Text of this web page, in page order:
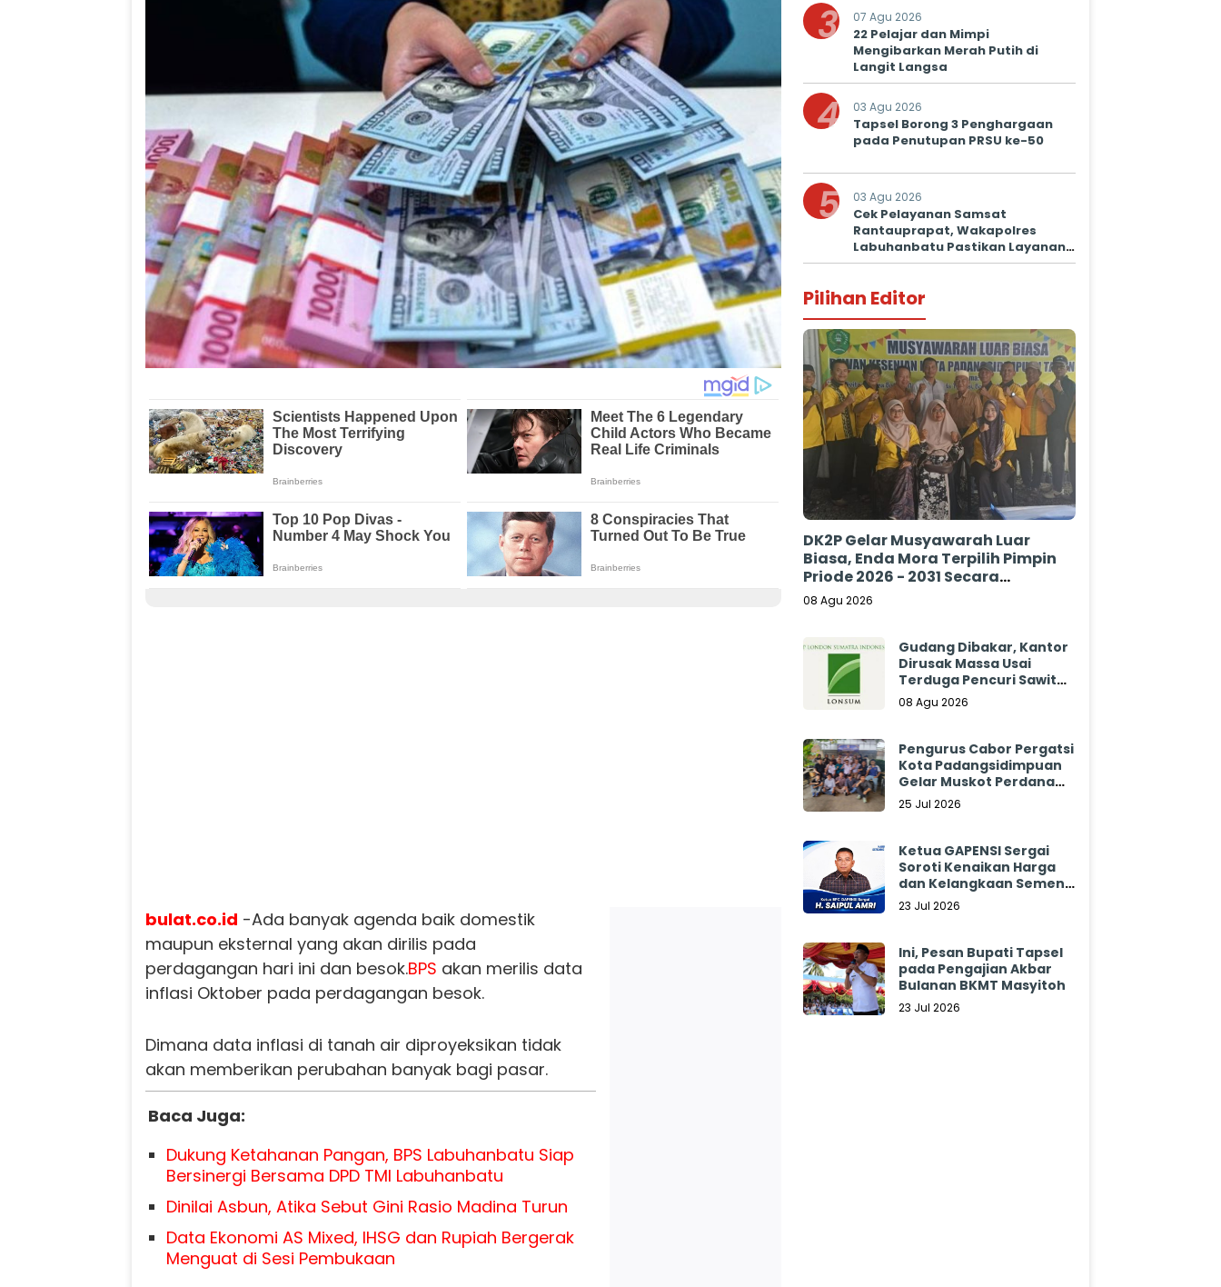
bulat.co.id -Ada banyak agenda baik domestik
maupun eksternal yang akan dirilis pada
perdagangan hari ini dan besok.BPS akan merilis data
inflasi Oktober pada perdagangan besok.
Dimana data inflasi di tanah air diproyeksikan tidak
akan memberikan perubahan banyak bagi pasar.
Baca Juga:
Dukung Ketahanan Pangan, BPS Labuhanbatu Siap
Bersinergi Bersama DPD TMI Labuhanbatu
Dinilai Asbun, Atika Sebut Gini Rasio Madina Turun
Data Ekonomi AS Mixed, IHSG dan Rupiah Bergerak
Menguat di Sesi Pembukaan
3 07 Agu 2026
22 Pelajar dan Mimpi
Mengibarkan Merah Putih di
Langit Langsa
4 03 Agu 2026
Tapsel Borong 3 Penghargaan
pada Penutupan PRSU ke-50
5 03 Agu 2026
Cek Pelayanan Samsat
Rantauprapat, Wakapolres
Labuhanbatu Pastikan Layanan
Prima untuk Masyarakat
Pilihan Editor
DK2P Gelar Musyawarah Luar
Biasa, Enda Mora Terpilih Pimpin
Priode 2026 - 2031 Secara
Aklamasi
08 Agu 2026
Gudang Dibakar, Kantor
Dirusak Massa Usai
Terduga Pencuri Sawit
Tewas: Manajemen
Sibulan Estate Bungkam
08 Agu 2026
Pengurus Cabor Pergatsi
Kota Padangsidimpuan
Gelar Muskot Perdana
2026 - 2030
25 Jul 2026
Ketua GAPENSI Sergai
Soroti Kenaikan Harga
dan Kelangkaan Semen,
Minta Pemerintah
23 Jul 2026
Ini, Pesan Bupati Tapsel
pada Pengajian Akbar
Bulanan BKMT Masyitoh
23 Jul 2026